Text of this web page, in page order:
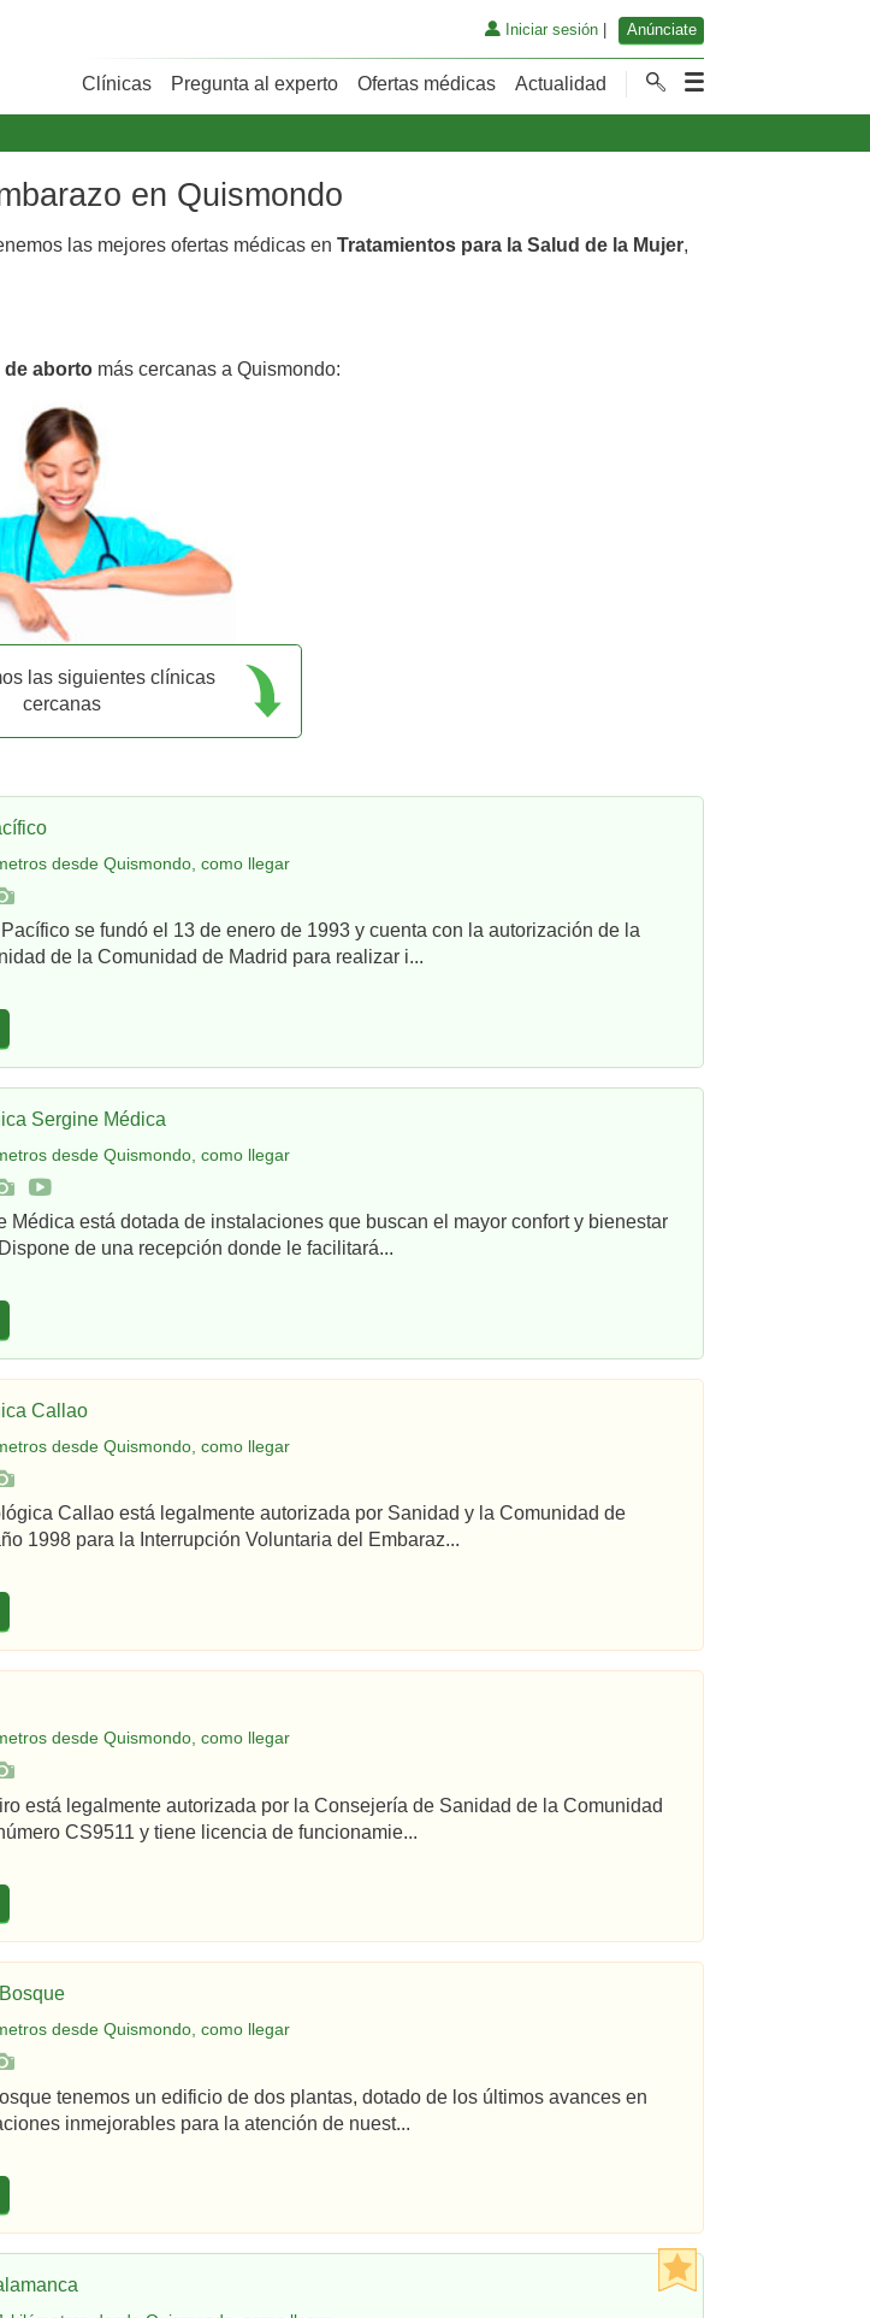
Iniciar sesión| Anúnciate
Clínicas Pregunta al experto Ofertas médicas Actualidad
en Quismondo
las mejores ofertas médicas en Tratamientos para la Salud de la Mujer,
aborto más cercanas a Quismondo:
las siguientes clínicas
cercanas
desde Quismondo, como llegar
se fundó el 13 de enero de 1993 y cuenta con la autorización de la
de la Comunidad de Madrid para realizar i...
Sergine Médica
desde Quismondo, como llegar
Médica está dotada de instalaciones que buscan el mayor confort y bienestar
de una recepción donde le facilitará...
Callao
desde Quismondo, como llegar
Callao está legalmente autorizada por Sanidad y la Comunidad de
1998 para la Interrupción Voluntaria del Embaraz...
desde Quismondo, como llegar
está legalmente autorizada por la Consejería de Sanidad de la Comunidad
CS9511 y tiene licencia de funcionamie...
desde Quismondo, como llegar
tenemos un edificio de dos plantas, dotado de los últimos avances en
inmejorables para la atención de nuest...